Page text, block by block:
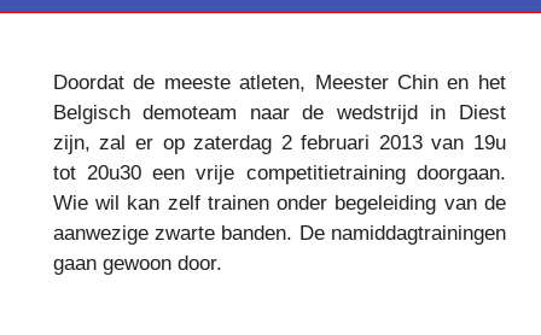
Doordat de meeste atleten, Meester Chin en het
Belgisch demoteam naar de wedstrijd in Diest
zijn, zal er op zaterdag 2 februari 2013 van 19u
tot 20u30 een vrije competitietraining doorgaan.
Wie wil kan zelf trainen onder begeleiding van de
aanwezige zwarte banden. De namiddagtrainingen
gaan gewoon door.